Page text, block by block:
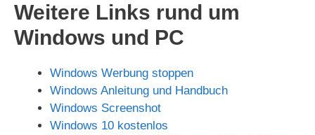
Weitere Links rund um
Windows und PC
Windows Werbung stoppen
Windows Anleitung und Handbuch
Windows Screenshot
Windows 10 kostenlos